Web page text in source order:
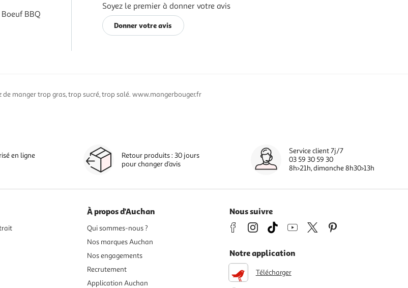
BBQ
Soyez le premier à donner votre avis
Donner votre avis
de manger trop gras, trop sucré, trop salé. www.mangerbouger.fr
en ligne
Retour produits : 30 jours
pour changer d’avis
Service client 7j/7
03 59 30 59 30
8h>21h, dimanche 8h30>13h
À propos d'Auchan
Qui sommes-nous ?
Nos marques Auchan
Nos engagements
Recrutement
Application Auchan
Nous suivre
Notre application
Télécharger